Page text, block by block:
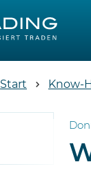
Start Know-